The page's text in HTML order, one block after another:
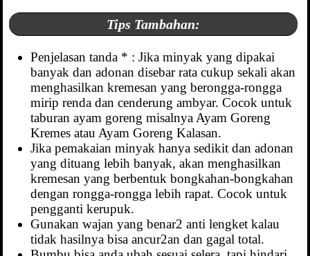
Tips Tambahan:
Penjelasan tanda * : Jika minyak yang dipakai
banyak dan adonan disebar rata cukup sekali akan
menghasilkan kremesan yang berongga-rongga
mirip renda dan cenderung ambyar. Cocok untuk
taburan ayam goreng misalnya Ayam Goreng
Kremes atau Ayam Goreng Kalasan.
Jika pemakaian minyak hanya sedikit dan adonan
yang dituang lebih banyak, akan menghasilkan
kremesan yang berbentuk bongkahan-bongkahan
dengan rongga-rongga lebih rapat. Cocok untuk
pengganti kerupuk.
Gunakan wajan yang benar2 anti lengket kalau
tidak hasilnya bisa ancur2an dan gagal total.